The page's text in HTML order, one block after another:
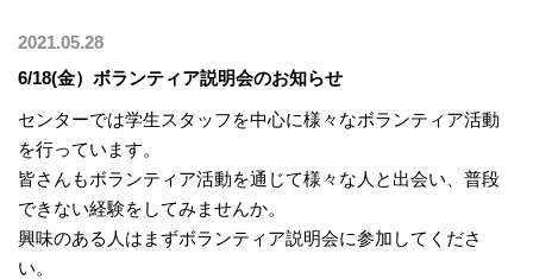
2021.05.28
6/18(金）ボランティア説明会のお知らせ
センターでは学生スタッフを中心に様々なボランティア活動
を行っています。
皆さんもボランティア活動を通じて様々な人と出会い、普段
できない経験をしてみませんか。
興味のある人はまずボランティア説明会に参加してくださ
い。